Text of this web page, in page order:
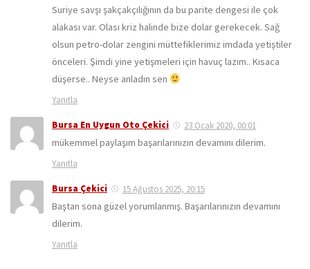
Suriye savşı şakçakçılığının da bu parite dengesi ile çok
alakası var. Olası kriz halinde bize dolar gerekecek. Sağ
olsun petro-dolar zengini müttefiklerimiz imdada yetiştiler
önceleri. Şimdi yine yetişmeleri için havuç lazım.. Kısaca
düşerse.. Neyse anladın sen
Yanıtla
Bursa En Uygun Oto Çekici 23 Ocak 2020, 00:01
mükemmel paylaşım başarılarınızın devamını dilerim.
Yanıtla
Bursa Çekici 15 Ağustos 2025, 20:15
Baştan sona güzel yorumlanmış. Başarılarınızın devamını
dilerim.
Yanıtla